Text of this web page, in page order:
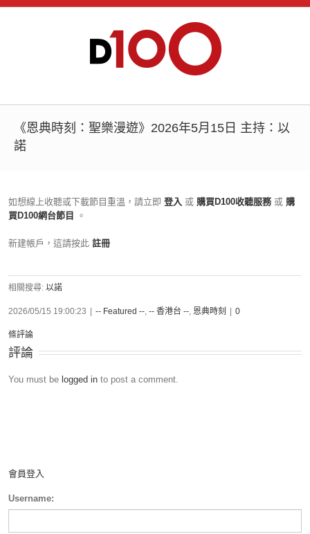
《恩典時刻：聖樂漫遊》2026年5月15日 主持：以
諾
如想線上收聽或下載節目重溫，請立即 登入 或 購買D100收聽服務 或 購
買D100網台節目
。
新建帳戶，這請按此 註冊
相關搜尋: 以諾
2026/05/15 19:00:23 -- Featured --, -- 香港台 --, 恩典時刻 0
條評論
評論
You must be logged in to post a comment.
會員登入
Username: